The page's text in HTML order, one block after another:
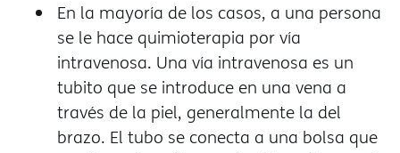
En la mayoría de los casos, a una persona
se le hace quimioterapia por vía
intravenosa. Una vía intravenosa es un
tubito que se introduce en una vena a
través de la piel, generalmente la del
brazo. El tubo se conecta a una bolsa que